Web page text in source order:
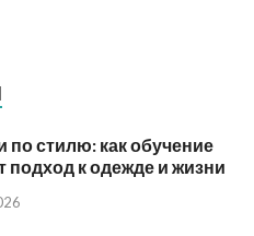
по стилю: как обучение
подход к одежде и жизни